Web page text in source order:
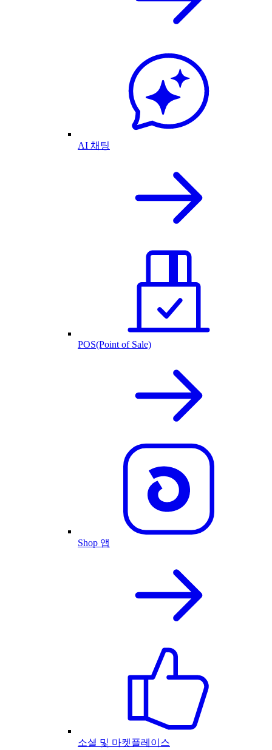
AI 채팅
POS(Point of Sale)
Shop 앱
소셜 및 마켓플레이스